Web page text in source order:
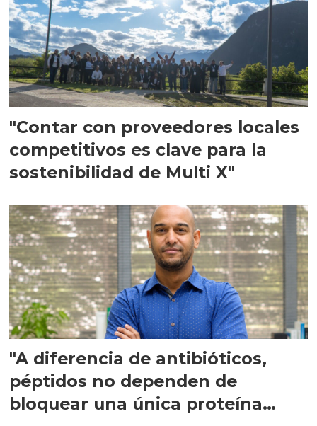
"Contar con proveedores locales
competitivos es clave para la
sostenibilidad de Multi X"
"A diferencia de antibióticos,
péptidos no dependen de
bloquear una única proteína